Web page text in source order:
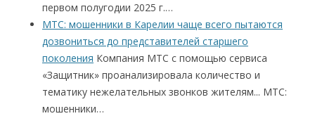
первом полугодии 2025 г.…
МТС: мошенники в Карелии чаще всего пытаются
дозвониться до представителей старшего
поколения Компания МТС с помощью сервиса
«Защитник» проанализировала количество и
тематику нежелательных звонков жителям... МТС:
мошенники…